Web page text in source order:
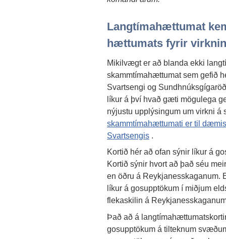
Langtímahættumat
hættumats fyrir
Mikilvægt er að blanda ekki
skammtímahættumat sem gefið
Svartsengi og
líkur á því hvað gæti mögulega
nýjustu upplýsingum um virkni
skammtímahættumati er til
Svartsengis .
Kortið hér að ofan sýnir líkur á
Kortið sýnir hvort að það séu
en öðru á Reykjanesskaganum.
líkur á gosupptökum í miðjum
flekaskilin á
Það að á
gosupptökum á tilteknum